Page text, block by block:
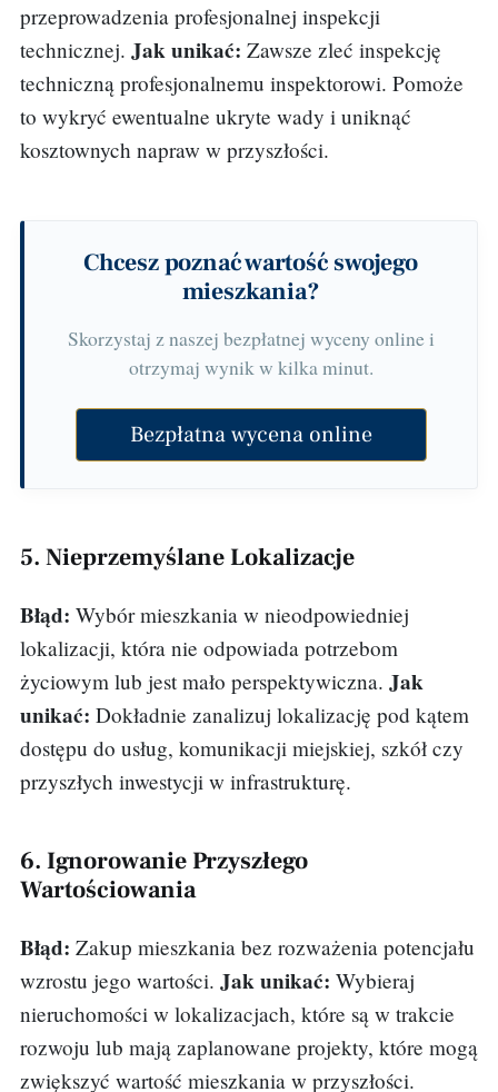
przeprowadzenia profesjonalnej inspekcji
technicznej. Jak unikać: Zawsze zleć inspekcję
techniczną profesjonalnemu inspektorowi. Pomoże
to wykryć ewentualne ukryte wady i uniknąć
kosztownych napraw w przyszłości.
Chcesz poznać wartość swojego
mieszkania?
Skorzystaj z naszej bezpłatnej wyceny online i
otrzymaj wynik w kilka minut.
Bezpłatna wycena online
5. Nieprzemyślane Lokalizacje
Błąd: Wybór mieszkania w nieodpowiedniej
lokalizacji, która nie odpowiada potrzebom
życiowym lub jest mało perspektywiczna. Jak
unikać: Dokładnie zanalizuj lokalizację pod kątem
dostępu do usług, komunikacji miejskiej, szkół czy
przyszłych inwestycji w infrastrukturę.
6. Ignorowanie Przyszłego
Wartościowania
Błąd: Zakup mieszkania bez rozważenia potencjału
wzrostu jego wartości. Jak unikać: Wybieraj
nieruchomości w lokalizacjach, które są w trakcie
rozwoju lub mają zaplanowane projekty, które mogą
zwiększyć wartość mieszkania w przyszłości.